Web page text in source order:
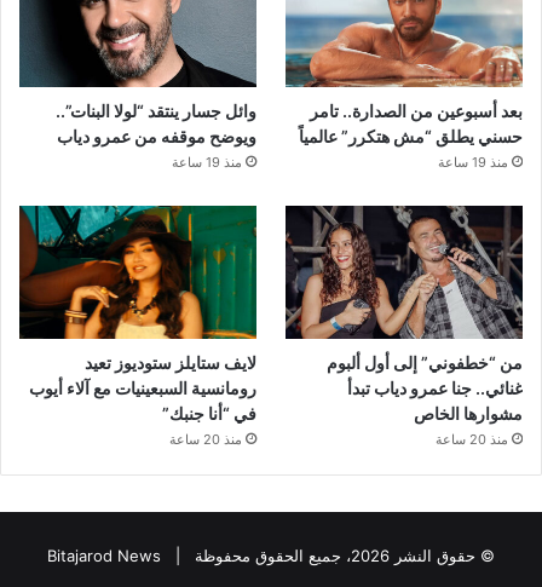
بعد أسبوعين من الصدارة.. تامر
حسني يطلق “مش هتكرر” عالمياً
منذ 19 ساعة
وائل جسار ينتقد “لولا البنات”..
ويوضح موقفه من عمرو دياب
منذ 19 ساعة
من “خطفوني” إلى أول ألبوم
غنائي.. جنا عمرو دياب تبدأ
مشوارها الخاص
منذ 20 ساعة
لايف ستايلز ستوديوز تعيد
رومانسية السبعينيات مع آلاء أيوب
في “أنا جنبك”
منذ 20 ساعة
© حقوق النشر 2026، جميع الحقوق محفوظة | Bitajarod News